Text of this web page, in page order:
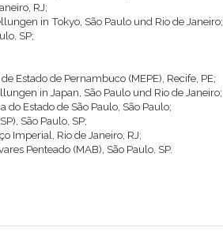
RJ;
in Tokyo, São Paulo und Rio de Janeiro;
SP;
Estado de Pernambuco (MEPE), Recife, PE;
in Japan, São Paulo und Rio de Janeiro;
Estado de São Paulo, São Paulo;
São Paulo, SP;
Imperial, Rio de Janeiro, RJ;
Penteado (MAB), São Paulo, SP.